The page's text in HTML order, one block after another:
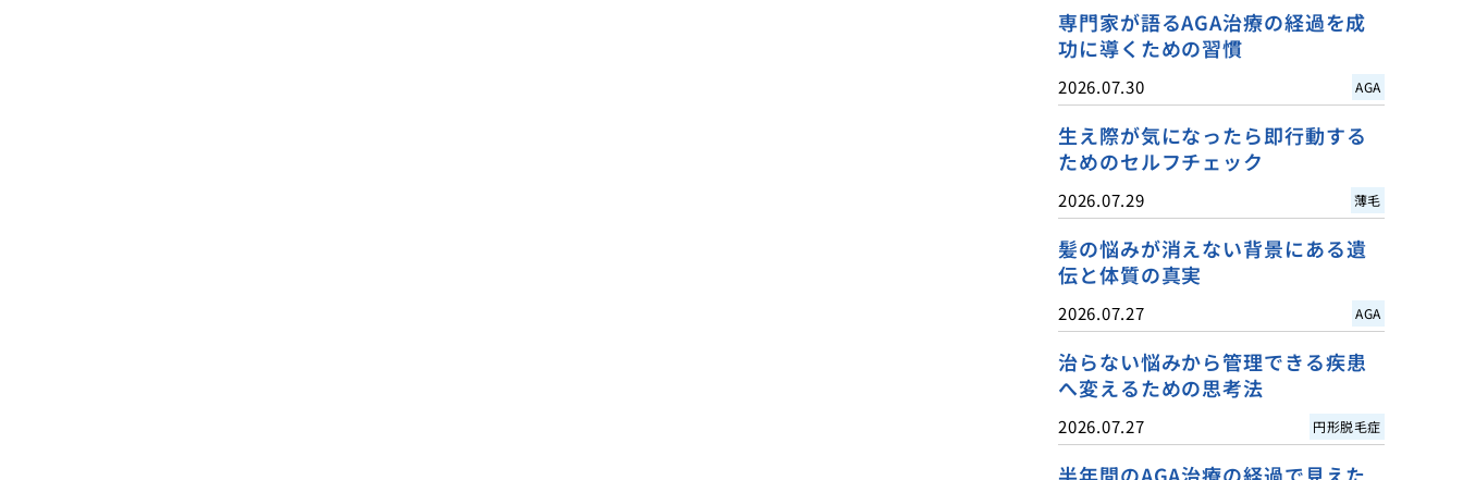
専門家が語るAGA治療の経過を成
功に導くための習慣
2026.07.30 AGA
生え際が気になったら即行動する
ためのセルフチェック
2026.07.29 薄毛
髪の悩みが消えない背景にある遺
伝と体質の真実
2026.07.27 AGA
治らない悩みから管理できる疾患
へ変えるための思考法
2026.07.27 円形脱毛症